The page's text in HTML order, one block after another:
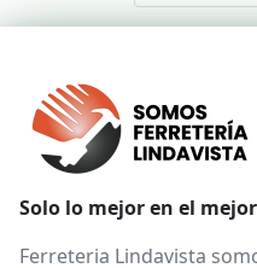
Solo lo mejor en el
Ferreteria Lindavista